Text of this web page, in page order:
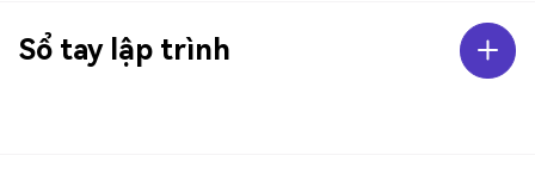
Sổ tay lập trình